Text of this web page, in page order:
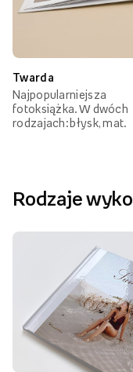
Twarda
Najpopularniejsza
fotoksiążka. W dwóch
rodzajach: błysk, mat.
Rodzaje